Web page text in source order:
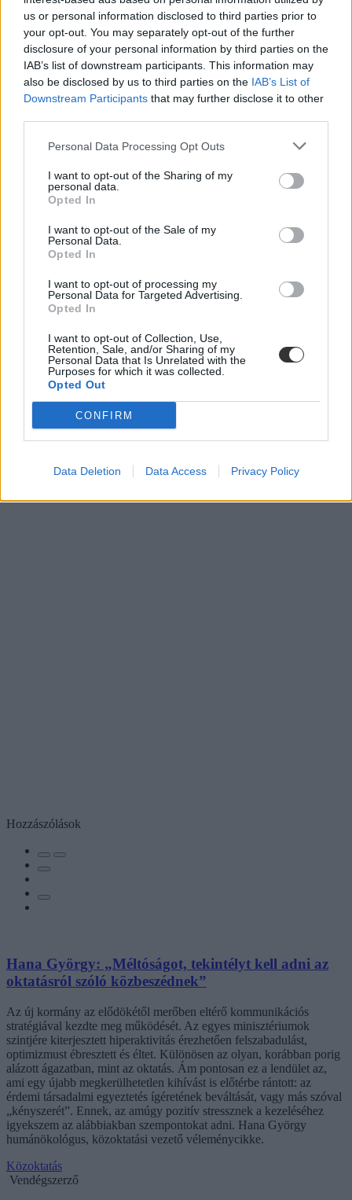
us or personal information disclosed to third parties prior to
your opt-out. You may separately opt-out of the further
disclosure of your personal information by third parties on the
IAB’s list of downstream participants. This information may
also be disclosed by us to third parties on the IAB’s List of
Downstream Participants that may further disclose it to other
Personal Data Processing Opt Outs
I want to opt-out of the Sharing of my
personal data.
Opted In
I want to opt-out of the Sale of my
Personal Data.
Opted In
I want to opt-out of processing my
Personal Data for Targeted Advertising.
Opted In
I want to opt-out of Collection, Use,
Retention, Sale, and/or Sharing of my
Personal Data that Is Unrelated with the
Purposes for which it was collected.
Opted Out
CONFIRM
Data Deletion Data Access Privacy Policy
kompetenciamérés
online kompetenciamérés
Hozzászólások
Hana György: „Méltóságot, tekintélyt kell adni az
oktatásról szóló közbeszédnek”
Az új kormány az elődökétől merőben eltérő kommunikációs
stratégiával kezdte meg működését. Az egyes minisztériumok
szintjére kiterjesztett hiperaktivitás érezhetően felszabadulást,
optimizmust ébresztett és éltet. Különösen az olyan, korábban porig
alázott ágazatban, mint az oktatás. Ám pontosan ez a lendület az,
ami egy újabb megkerülhetetlen kihívást is előtérbe rántott: az
érdemi társadalmi egyeztetés ígéretének beváltását, vagy más szóval
„kényszerét”. Ennek, az amúgy pozitív stressznek a kezeléséhez
igyekszem az alábbiakban szempontokat adni. Hana György
humánökológus, közoktatási vezető véleménycikke.
Közoktatás
Vendégszerző